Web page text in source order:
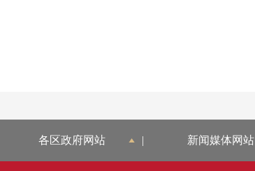
各区政府网站 | 新闻媒体网站